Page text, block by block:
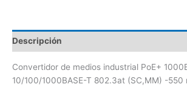
Descripción
Convertidor de medios industrial PoE+
10/100/1000BASE-T 802.3at (SC,MM) -550